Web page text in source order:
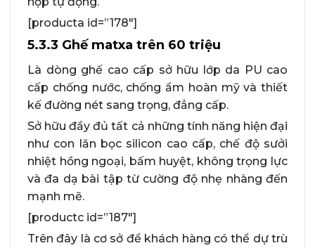
[producta id=”178″]
5.3.3 Ghế matxa trên 60 triệu
Là dòng ghế cao cấp sở hữu lớp da PU cao
cấp chống nước, chống ẩm hoàn mỹ và thiết
kế đường nét sang trọng, đẳng cấp.
Sở hữu đầy đủ tất cả những tính năng hiện đại
như con lăn bọc silicon cao cấp, chế độ sưởi
nhiệt hồng ngoại, bấm huyệt, không trọng lực
và đa dạ bài tập từ cường độ nhẹ nhàng đến
mạnh mẽ.
[productc id=”187″]
Trên đây là cơ sở để khách hàng có thể dự trù